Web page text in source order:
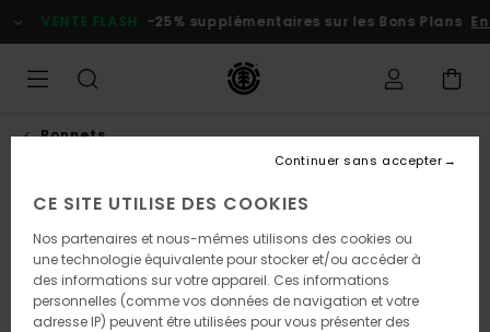
l'information
VENTE FLASH -25% supplémentaires sur les Bons Plans En
Bonnets
CE SITE UTILISE DES COOKIES
Nos partenaires et nous-mêmes utilisons des cookies ou
une technologie équivalente pour stocker et/ou accéder à
des informations sur votre appareil. Ces informations
personnelles (comme vos données de navigation et votre
adresse IP) peuvent être utilisées pour vous présenter des
Continuer sans accepter